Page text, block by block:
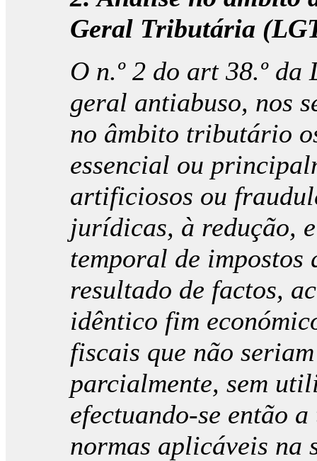
Geral Tributária
O n.º 2 do art 38.º da
geral antiabuso, nos
no âmbito tributário
essencial ou
artificiosos ou
jurídicas, à redução,
temporal de impostos
resultado de factos,
idêntico fim
fiscais que não
parcialmente, sem
efectuando-se então
normas aplicáveis na